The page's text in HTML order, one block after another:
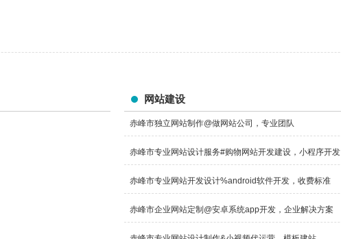
网站建设
赤峰市独立网站制作@做网站公司，专业团队
赤峰市专业网站设计服务#购物网站开发建设，小程序开发
赤峰市专业网站开发设计%android软件开发，收费标准
赤峰市企业网站定制@安卓系统app开发，企业解决方案